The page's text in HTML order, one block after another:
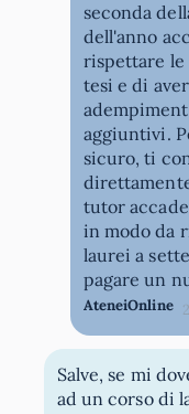
seconda
dell'anno
rispettare le
tesi e di
aggiuntivi.
sicuro, ti
tutor
in modo da
laurei a
pagare un
AteneiOnline
Salve, se mi
ad un corso di